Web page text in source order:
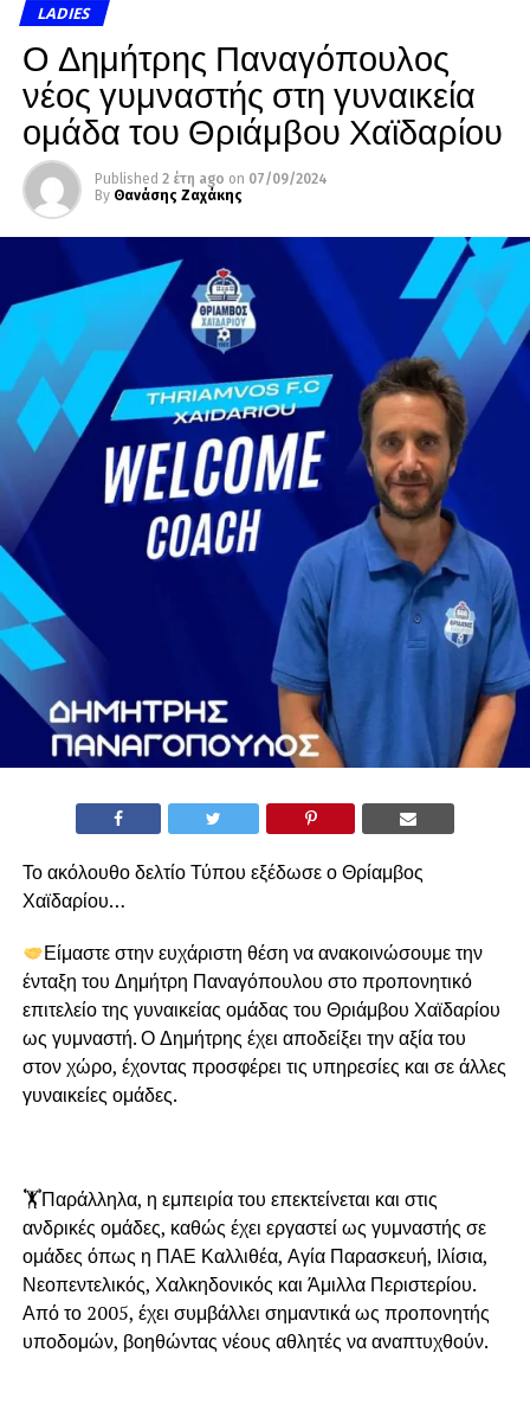
LADIES
Ο Δημήτρης Παναγόπουλος
νέος γυμναστής στη γυναικεία
ομάδα του Θριάμβου Χαϊδαρίου
Published 2 έτη ago on 07/09/2024
By Θανάσης Ζαχάκης
Το ακόλουθο δελτίο Τύπου εξέδωσε ο Θρίαμβος
Χαϊδαρίου…
Είμαστε στην ευχάριστη θέση να ανακοινώσουμε την
ένταξη του Δημήτρη Παναγόπουλου στο προπονητικό
επιτελείο της γυναικείας ομάδας του Θριάμβου Χαϊδαρίου
ως γυμναστή. Ο Δημήτρης έχει αποδείξει την αξία του
στον χώρο, έχοντας προσφέρει τις υπηρεσίες και σε άλλες
γυναικείες ομάδες.
🏋️Παράλληλα, η εμπειρία του επεκτείνεται και στις
ανδρικές ομάδες, καθώς έχει εργαστεί ως γυμναστής σε
ομάδες όπως η ΠΑΕ Καλλιθέα, Αγία Παρασκευή, Ιλίσια,
Νεοπεντελικός, Χαλκηδονικός και Άμιλλα Περιστερίου.
Από το 2005, έχει συμβάλλει σημαντικά ως προπονητής
υποδομών, βοηθώντας νέους αθλητές να αναπτυχθούν.